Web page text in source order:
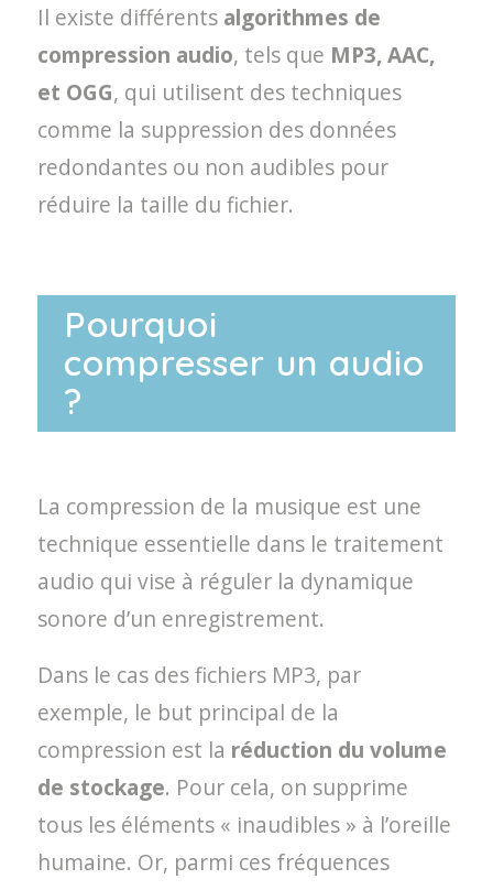
Il existe différents algorithmes de
compression audio, tels que MP3, AAC,
et OGG, qui utilisent des techniques
comme la suppression des données
redondantes ou non audibles pour
réduire la taille du fichier.
Pourquoi
compresser un audio
?
La compression de la musique est une
technique essentielle dans le traitement
audio qui vise à réguler la dynamique
sonore d’un enregistrement.
Dans le cas des fichiers MP3, par
exemple, le but principal de la
compression est la réduction du volume
de stockage. Pour cela, on supprime
tous les éléments « inaudibles » à l’oreille
humaine. Or, parmi ces fréquences